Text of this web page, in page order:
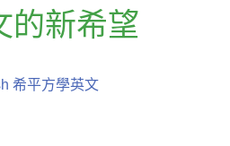
的新希望
希平方學英文